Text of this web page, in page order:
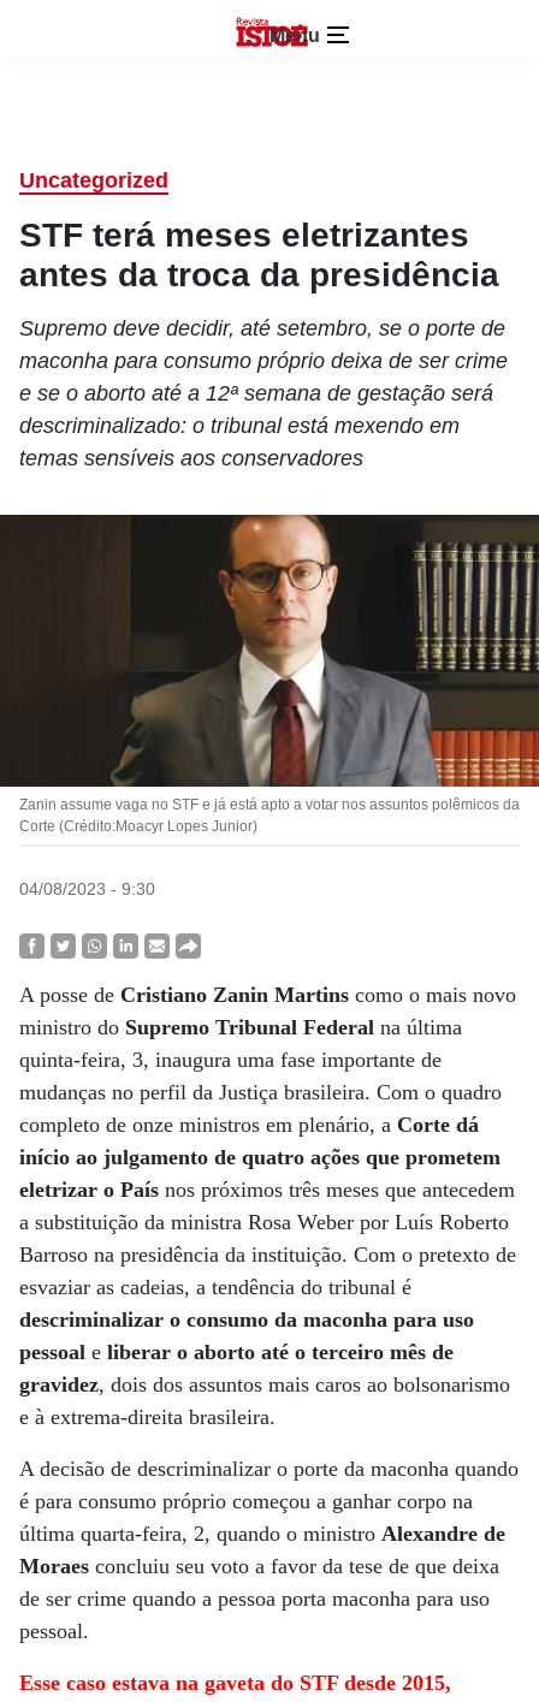
Menu
Uncategorized
STF terá meses eletrizantes
antes da troca da presidência
Supremo deve decidir, até setembro, se o porte de
maconha para consumo próprio deixa de ser crime
e se o aborto até a 12ª semana de gestação será
descriminalizado: o tribunal está mexendo em
temas sensíveis aos conservadores
Zanin assume vaga no STF e já está apto a votar nos assuntos polêmicos da
Corte (Crédito:Moacyr Lopes Junior)
04/08/2023 - 9:30
A posse de Cristiano Zanin Martins como o mais novo
ministro do Supremo Tribunal Federal na última
quinta-feira, 3, inaugura uma fase importante de
mudanças no perfil da Justiça brasileira. Com o quadro
completo de onze ministros em plenário, a Corte dá
início ao julgamento de quatro ações que prometem
eletrizar o País nos próximos três meses que antecedem
a substituição da ministra Rosa Weber por Luís Roberto
Barroso na presidência da instituição. Com o pretexto de
esvaziar as cadeias, a tendência do tribunal é
descriminalizar o consumo da maconha para uso
pessoal e liberar o aborto até o terceiro mês de
gravidez, dois dos assuntos mais caros ao bolsonarismo
e à extrema-direita brasileira.
A decisão de descriminalizar o porte da maconha quando
é para consumo próprio começou a ganhar corpo na
última quarta-feira, 2, quando o ministro Alexandre de
Moraes concluiu seu voto a favor da tese de que deixa
de ser crime quando a pessoa porta maconha para uso
pessoal.
Esse caso estava na gaveta do STF desde 2015,